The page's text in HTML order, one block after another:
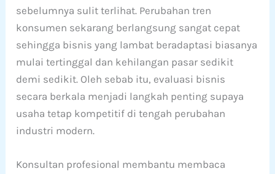
sebelumnya sulit terlihat. Perubahan tren
konsumen sekarang berlangsung sangat cepat
sehingga bisnis yang lambat beradaptasi biasanya
mulai tertinggal dan kehilangan pasar sedikit
demi sedikit. Oleh sebab itu, evaluasi bisnis
secara berkala menjadi langkah penting supaya
usaha tetap kompetitif di tengah perubahan
industri modern.
Konsultan profesional membantu membaca